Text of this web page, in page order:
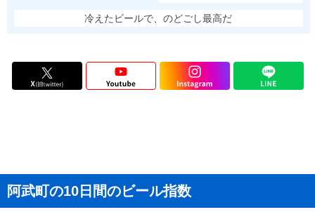
冷えたビールで、のどごし最高だ
阿武町の10日間のビール指数